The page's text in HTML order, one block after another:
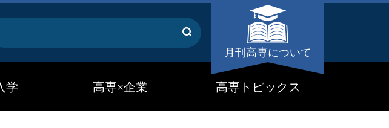
月刊高専について
学 高専×企業 高専トピックス